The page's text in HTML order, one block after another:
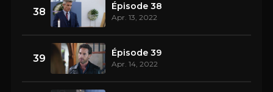
38 Épisode 38
Apr. 13, 2022
39 Épisode 39
Apr. 14, 2022